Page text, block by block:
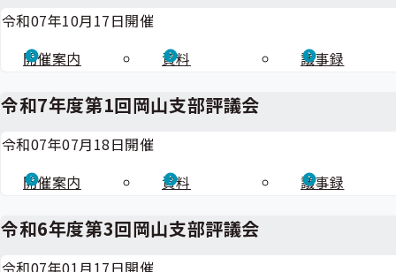
令和07年10月17日開催
開催案内
資料 議事録
令和7年度第1回岡山支部評議会
令和07年07月18日開催
開催案内
資料 議事録
令和6年度第3回岡山支部評議会
令和07年01月17日開催